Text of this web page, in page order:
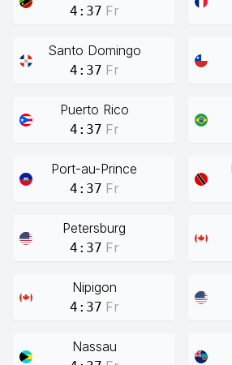
4:37 Fr
Santo Domingo
4:37 Fr
Puerto Rico
4:37 Fr
Port-au-Prince
4:37 Fr
Petersburg
4:37 Fr
Nipigon
4:37 Fr
Nassau